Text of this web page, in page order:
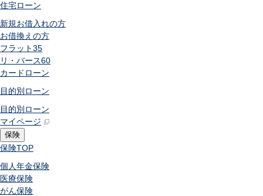
住宅ローン
新規お借入れの方
お借換えの方
フラット35
リ・バース60
カードローン
目的別ローン
目的別ローン
マイページ
保険
保険TOP
個人年金保険
医療保険
がん保険